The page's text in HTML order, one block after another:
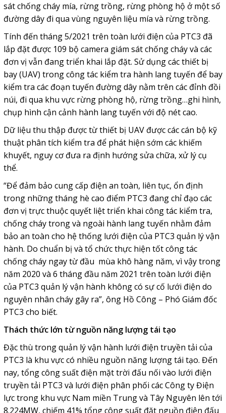
sát chống cháy mía, rừng trồng, rừng phòng hộ ở một số
đường dây đi qua vùng nguyên liệu mía và rừng trồng.
Tính đến tháng 5/2021 trên toàn lưới điện của PTC3 đã
lắp đặt được 109 bộ camera giám sát chống cháy và các
đơn vị vẫn đang triển khai lắp đặt. Sử dụng các thiết bị
bay (UAV) trong công tác kiểm tra hành lang tuyến để bay
kiểm tra các đoạn tuyến đường dây nằm trên các đỉnh đồi
núi, đi qua khu vực rừng phòng hộ, rừng trồng…ghi hình,
chụp hình cận cảnh hành lang tuyến với độ nét cao.
Dữ liệu thu thập được từ thiết bị UAV được các cán bộ kỹ
thuật phân tích kiểm tra để phát hiện sớm các khiếm
khuyết, nguy cơ đưa ra định hướng sửa chữa, xử lý cụ
thể.
“Để đảm bảo cung cấp điện an toàn, liên tục, ổn định
trong những tháng hè cao điểm PTC3 đang chỉ đạo các
đơn vị trực thuộc quyết liệt triển khai công tác kiểm tra,
chống cháy trong và ngoài hành lang tuyến nhằm đảm
bảo an toàn cho hệ thống lưới điện của PTC3 quản lý vận
hành. Do chuẩn bị và tổ chức thực hiện tốt công tác
chống cháy ngay từ đầu mùa khô hàng năm, vì vậy trong
năm 2020 và 6 tháng đầu năm 2021 trên toàn lưới điện
của PTC3 quản lý vận hành không có sự cố lưới điện do
nguyên nhân cháy gây ra”, ông Hồ Công – Phó Giám đốc
PTC3 cho biết.
Thách thức lớn từ nguồn năng lượng tái tạo
Đặc thù trong quản lý vận hành lưới điện truyền tải của
PTC3 là khu vực có nhiều nguồn năng lượng tái tạo. Đến
nay, tổng công suất điện mặt trời đấu nối vào lưới điện
truyền tải PTC3 và lưới điện phân phối các Công ty Điện
lực trong khu vực Nam miền Trung và Tây Nguyên lên tới
8.224MW, chiếm 41% tổng công suất đặt nguồn điện đấu